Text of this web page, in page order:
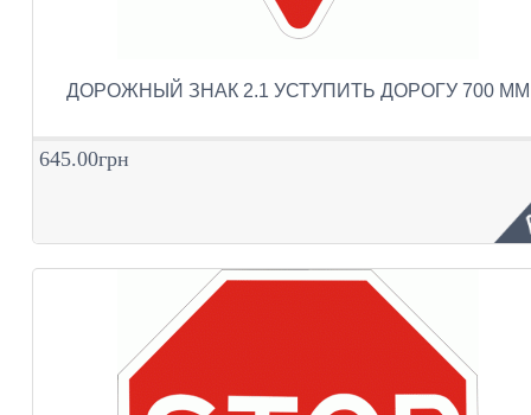
ДОРОЖНЫЙ ЗНАК 2.1 УСТУПИТЬ ДОРОГУ 700 ММ
645.00грн